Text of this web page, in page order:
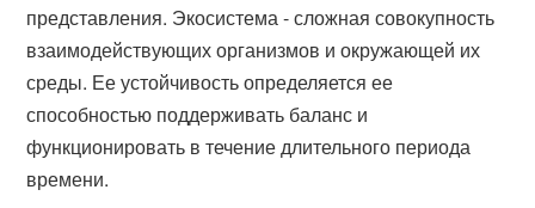
представления. Экосистема - сложная совокупность
взаимодействующих организмов и окружающей их
среды. Ее устойчивость определяется ее
способностью поддерживать баланс и
функционировать в течение длительного периода
времени.